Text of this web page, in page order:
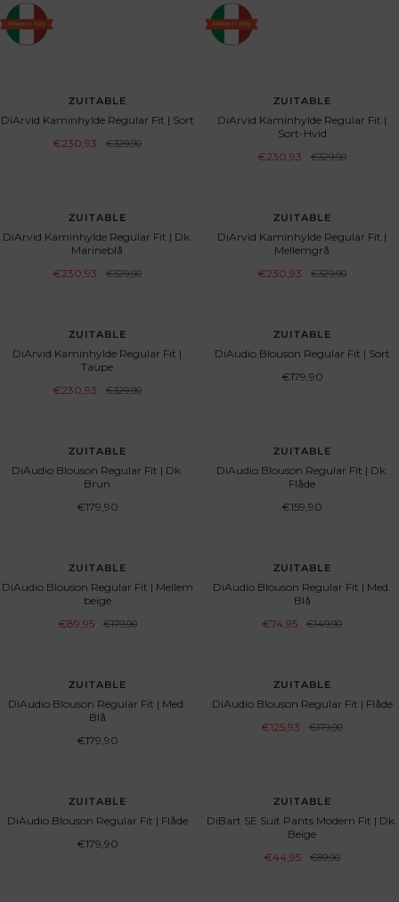
ZUITABLE
DiArvid Kaminhylde Regular Fit | Sort
Angebotspreis
€230,93
Regulärer
€329,90
ZUITABLE
DiArvid Kaminhylde Regular Fit |
Sort-Hvid
Angebotspreis
€230,93
Regulärer
€329,90
ZUITABLE
DiArvid Kaminhylde Regular Fit | Dk.
Marineblå
Angebotspreis
€230,93
Regulärer
€329,90
ZUITABLE
DiArvid Kaminhylde Regular Fit |
Mellemgrå
Angebotspreis
€230,93
Regulärer
€329,90
ZUITABLE
DiArvid Kaminhylde Regular Fit |
Taupe
Angebotspreis
€230,93
Regulärer
€329,90
ZUITABLE
DiAudio Blouson Regular Fit | Sort
Angebotspreis
€179,90
ZUITABLE
DiAudio Blouson Regular Fit | Dk.
Brun
Angebotspreis
€179,90
ZUITABLE
DiAudio Blouson Regular Fit | Dk.
Flåde
Angebotspreis
€159,90
ZUITABLE
DiAudio Blouson Regular Fit | Mellem
beige
Angebotspreis
€89,95
Regulärer
€179,90
ZUITABLE
DiAudio Blouson Regular Fit | Med.
Blå
Angebotspreis
€74,95
Regulärer
€149,90
ZUITABLE
DiAudio Blouson Regular Fit | Med.
Blå
Angebotspreis
€179,90
ZUITABLE
DiAudio Blouson Regular Fit | Flåde
Angebotspreis
€125,93
Regulärer
€179,90
ZUITABLE
DiAudio Blouson Regular Fit | Flåde
Angebotspreis
€179,90
ZUITABLE
DiBart SE Suit Pants Modern Fit | Dk.
Beige
Angebotspreis
€44,95
Regulärer
€89,90